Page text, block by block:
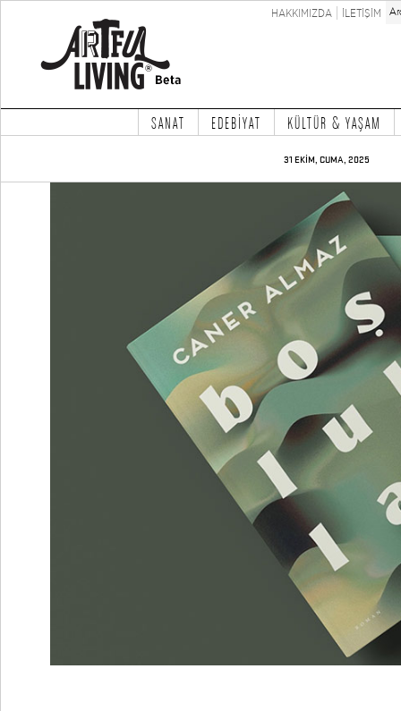
HAKKIMIZDA İLETİŞİM
SANAT EDEBİYAT KÜLTÜR & YAŞAM
31 EKİM, CUMA, 2025